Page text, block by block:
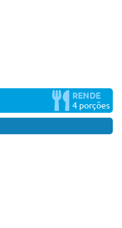
RENDE
4 porções